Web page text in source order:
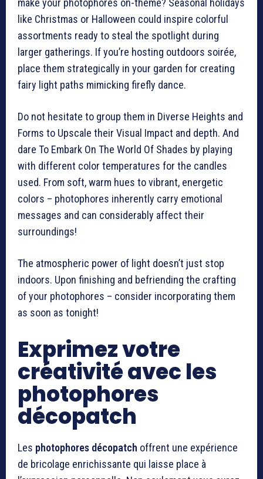
like Christmas or Halloween could inspire colorful
assortments ready to steal the spotlight during
larger gatherings. If you’re hosting outdoors soirée,
place them strategically in your garden for creating
fairy light paths mimicking firefly dance.
Do not hesitate to group them in Diverse Heights and
Forms to Upscale their Visual Impact and depth. And
dare To Embark On The World Of Shades by playing
with different color temperatures for the candles
used. From soft, warm hues to vibrant, energetic
colors – photophores inherently carry emotional
messages and can considerably affect their
surroundings!
The atmospheric power of light doesn’t just stop
indoors. Upon finishing and befriending the crafting
of your photophores – consider incorporating them
as soon as tonight!
Exprimez votre
créativité avec les
photophores
décopatch
Les photophores décopatch offrent une expérience
de bricolage enrichissante qui laisse place à